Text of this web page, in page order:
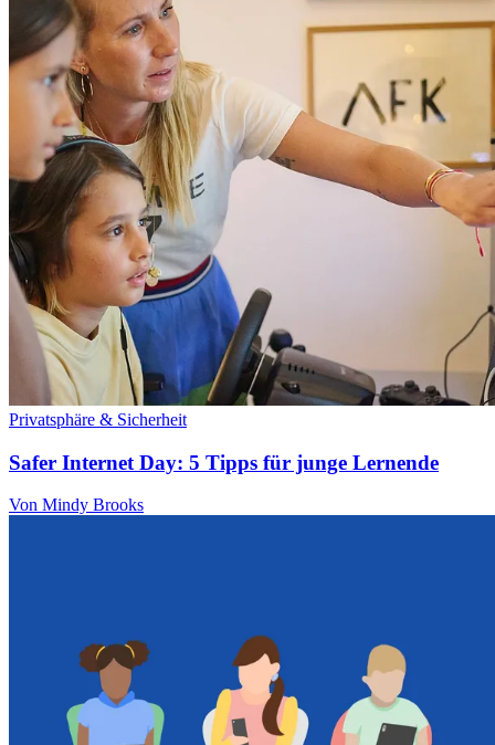
Privatsphäre & Sicherheit
Safer Internet Day: 5 Tipps für junge Lernende
Von Mindy Brooks